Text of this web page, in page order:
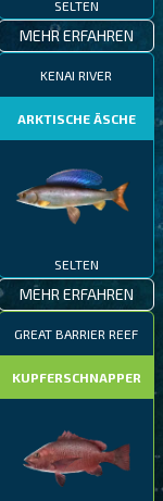
SELTEN
MEHR ERFAHREN
KENAI RIVER
ARKTISCHE ÄSCHE
SELTEN
MEHR ERFAHREN
GREAT BARRIER REEF
KUPFERSCHNAPPER